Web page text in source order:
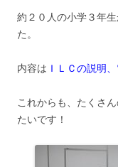
約２０人の小学３年
た。
内容は ＩＬＣの説明
これからも、たくさ
たいです！